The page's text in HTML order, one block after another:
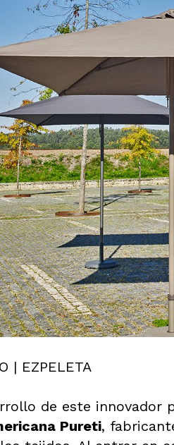
| EZPELETA
de este innovador
Pureti,